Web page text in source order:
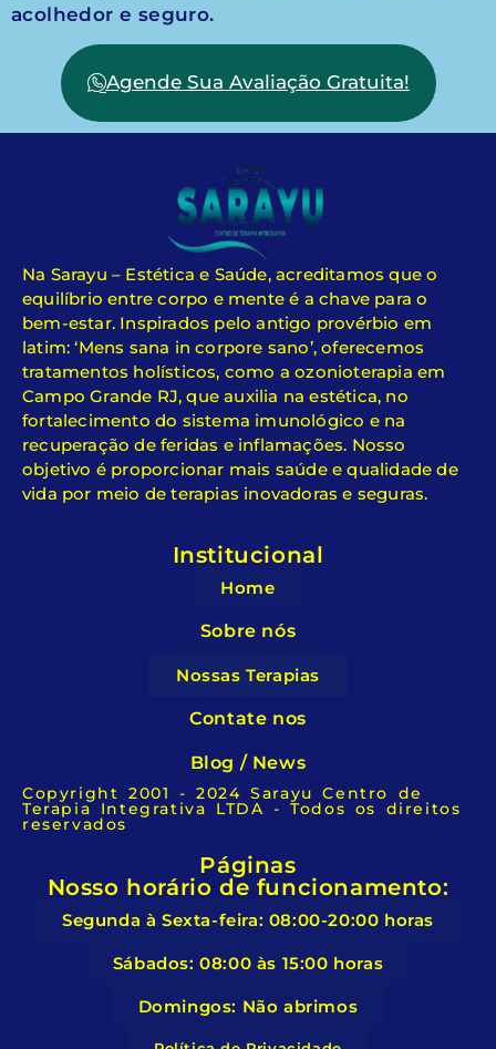
acolhedor e seguro.
Agende Sua Avaliação Gratuita!
Na Sarayu – Estética e Saúde, acreditamos que o
equilíbrio entre corpo e mente é a chave para o
bem-estar. Inspirados pelo antigo provérbio em
latim: ‘Mens sana in corpore sano’, oferecemos
tratamentos holísticos, como a ozonioterapia em
Campo Grande RJ, que auxilia na estética, no
fortalecimento do sistema imunológico e na
recuperação de feridas e inflamações. Nosso
objetivo é proporcionar mais saúde e qualidade de
vida por meio de terapias inovadoras e seguras.
Institucional
Home
Sobre nós
Nossas Terapias
Contate nos
Blog / News
Copyright 2001 - 2024 Sarayu Centro de
Terapia Integrativa LTDA - Todos os direitos
reservados
Páginas
Nosso horário de funcionamento:
Segunda à Sexta-feira: 08:00-20:00 horas
Sábados: 08:00 às 15:00 horas
Domingos: Não abrimos